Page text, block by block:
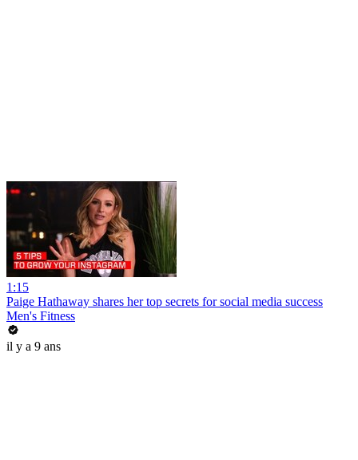
1:15
Paige Hathaway shares her top secrets for social media success
Men's Fitness
il y a 9 ans